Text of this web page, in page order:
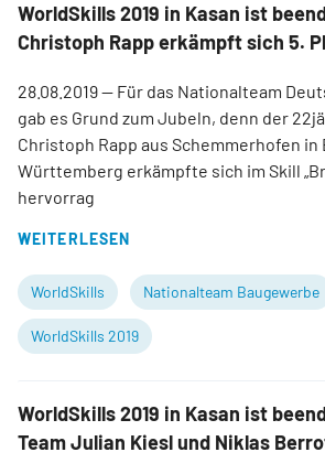
WorldSkills 2019 in Kasan ist
Christoph Rapp erkämpft sich 5.
28.08.2019— Für das Nationalteam
gab es Grund zum Jubeln, denn der
Christoph Rapp aus Schemmerhofen in
Württemberg erkämpfte sich im Skill
hervorrag
WEITERLESEN
WorldSkills Nationalteam Baugewerbe
WorldSkills 2019
WorldSkills 2019 in Kasan ist
Team Julian Kiesl und Niklas